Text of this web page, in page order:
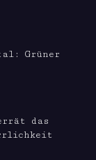
Grüner
das